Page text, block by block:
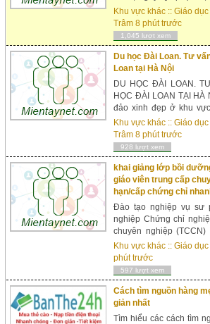
cưới… liệu rằng thiếu
hạnh phúc cho mỗi
ngày giỗ, đ&aacu...
Khu vực khác ::Giáo dục
Trâm 8 phút trước
1,045 lượt xem
Du học Đài Loan. Tư
Loan tại Hà Nội
DU HỌC ĐÀI LOAN.
HỌC ĐÀI LOAN TẠI
đảo xinh đẹp ở khu
chúng ta thường biết
thuộc là Formosa, nghĩa
Khu vực khác ::Giáo dục
Trâm 8 phút trước
928 lượt xem
khai giảng lớp bồi
giáo viên trung cấp
hạn/cấp chứng chỉ
Đào tạo nghiệp vụ sư
nghiệp Chứng chỉ
chuyên nghiệp
đứng lớp dành cho
viên nhưng chưa qua
Khu vực khác ::Giáo dục
phút trước
597 lượt xem
Cách tìm nguồn hàng
giản nhất
Tìm hiểu các cách tìm